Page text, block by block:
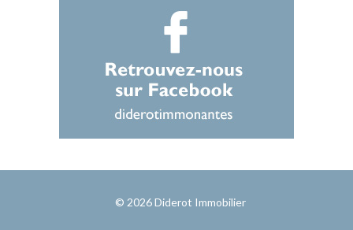
© 2026Diderot Immobilier